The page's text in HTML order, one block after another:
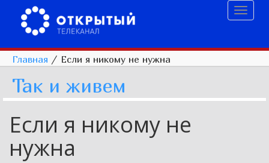
Главная / Если я никому не нужна
Так и живем
Если я никому не
нужна